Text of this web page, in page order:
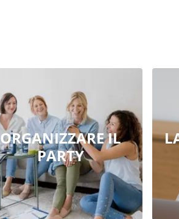
ORGANIZZARE IL
PARTY